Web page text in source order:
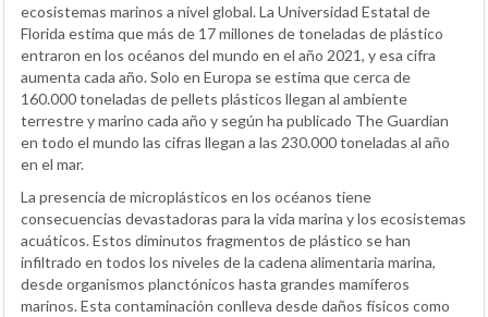
ecosistemas marinos a nivel global. La Universidad Estatal de
Florida estima que más de 17 millones de toneladas de plástico
entraron en los océanos del mundo en el año 2021, y esa cifra
aumenta cada año. Solo en Europa se estima que cerca de
160.000 toneladas de pellets plásticos llegan al ambiente
terrestre y marino cada año y según ha publicado The Guardian
en todo el mundo las cifras llegan a las 230.000 toneladas al año
en el mar.
La presencia de microplásticos en los océanos tiene
consecuencias devastadoras para la vida marina y los ecosistemas
acuáticos. Estos diminutos fragmentos de plástico se han
infiltrado en todos los niveles de la cadena alimentaria marina,
desde organismos planctónicos hasta grandes mamíferos
marinos. Esta contaminación conlleva desde daños físicos como